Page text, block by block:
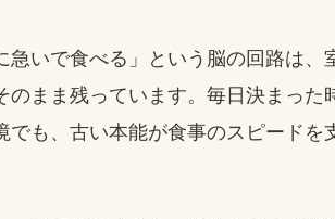
急いで食べる」という脳の回路は、
のまま残っています。毎日決まった
でも、古い本能が食事のスピードを